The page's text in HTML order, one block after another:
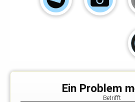
Ein Problem
Betrifft